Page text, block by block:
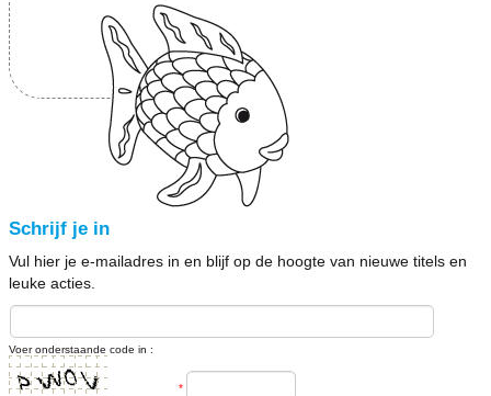
Schrijf je in
Vul hier je e-mailadres in en blijf op de hoogte van nieuwe titels en
leuke acties.
Voer onderstaande code in :
*